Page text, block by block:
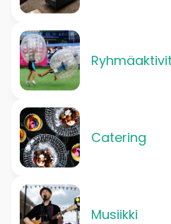
Catering
Musiikki